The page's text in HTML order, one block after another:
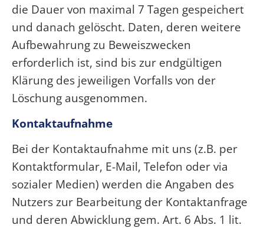
die Dauer von maximal 7 Tagen gespeichert
und danach gelöscht. Daten, deren weitere
Aufbewahrung zu Beweiszwecken
erforderlich ist, sind bis zur endgültigen
Klärung des jeweiligen Vorfalls von der
Löschung ausgenommen.
Kontaktaufnahme
Bei der Kontaktaufnahme mit uns (z.B. per
Kontaktformular, E-Mail, Telefon oder via
sozialer Medien) werden die Angaben des
Nutzers zur Bearbeitung der Kontaktanfrage
und deren Abwicklung gem. Art. 6 Abs. 1 lit.